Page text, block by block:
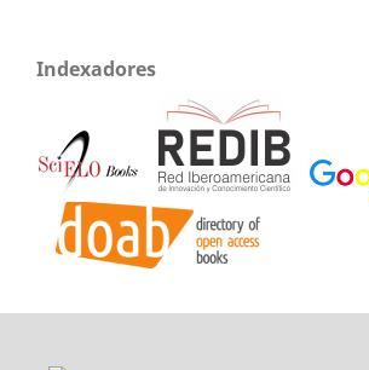
Indexadores